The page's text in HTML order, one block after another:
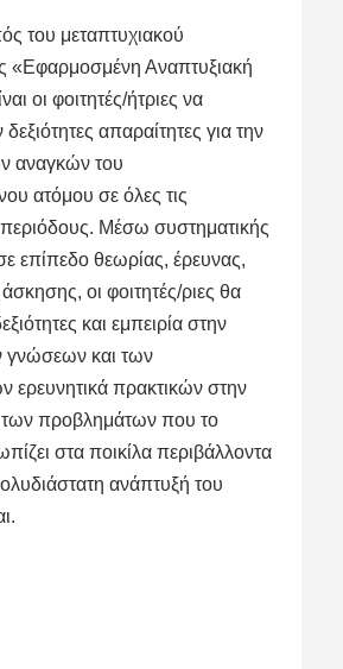
του μεταπτυχιακού
«Εφαρμοσμένη Αναπτυξιακή
οι φοιτητές/ήτριες να
απαραίτητες για την
αναγκών του
ατόμου σε όλες τις
περιόδους. Μέσω συστηματικής
επίπεδο θεωρίας, έρευνας,
οι φοιτητές/ριες θα
και εμπειρία στην
γνώσεων και των
ερευνητικά πρακτικών στην
των προβλημάτων που το
στα ποικίλα περιβάλλοντα
ανάπτυξή του